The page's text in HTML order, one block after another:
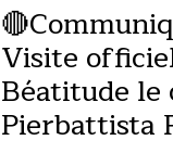
Visite
Béatitude le
Pierbattista